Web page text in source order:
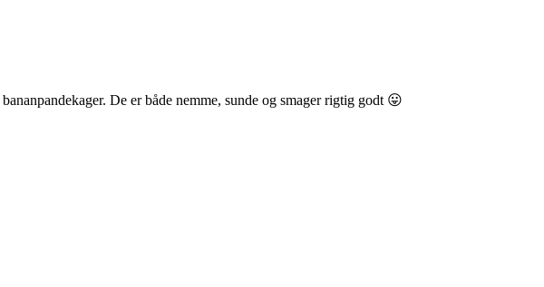
De er både nemme, sunde og smager rigtig godt 😛